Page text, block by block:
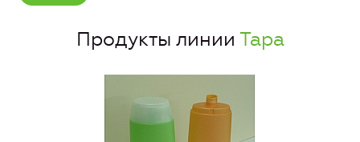
Продукты линии Тара